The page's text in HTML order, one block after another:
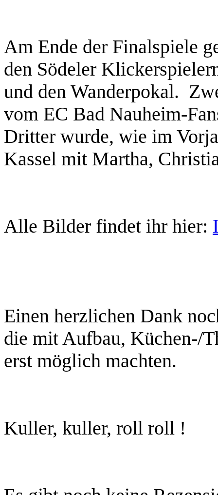
Am Ende der Finalspiele
den Södeler
und den Wanderpokal.
vom EC Bad Nauheim-
Dritter wurde, wie im
Kassel mit Martha,
Alle Bilder findet ihr hier:
Einen herzlichen Dank
die mit Aufbau, Küchen-/
erst möglich machten.
Kuller, kuller, roll roll !